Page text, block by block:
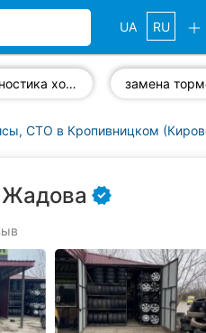
UA RU
диагностика ходовой
СТО в Кропивницком